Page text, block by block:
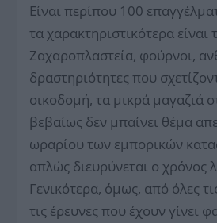
Είναι περίπου 100
τα χαρακτηριστικότερα είναι
Ζαχαροπλαστεία, φούρνοι,
δραστηριότητες που
οικοδομή, τα μικρά μαγαζιά
βεβαίως δεν μπαίνει θέμα
ωραρίου των εμπορικών
απλώς διευρύνεται ο χρόνος
Γενικότερα, όμως, από όλες
τις έρευνες που έχουν γίνει